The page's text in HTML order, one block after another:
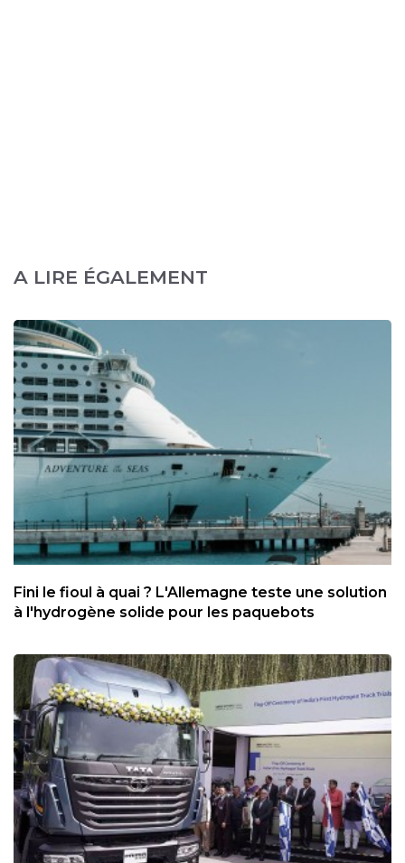
A LIRE ÉGALEMENT
Fini le fioul à quai ? L'Allemagne teste une solution
à l'hydrogène solide pour les paquebots